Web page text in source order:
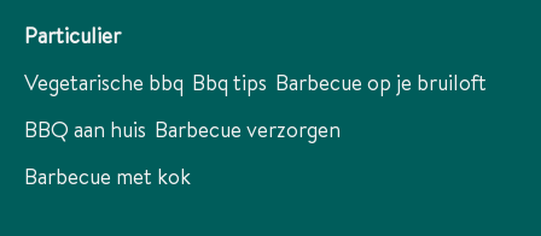
Particulier
Vegetarische bbq Bbq tips Barbecue op je bruiloft
BBQ aan huis Barbecue verzorgen
Barbecue met kok